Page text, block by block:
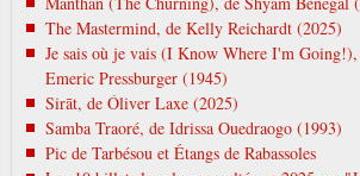
The Mastermind, de Kelly Reichardt (2025)
Je sais où je vais (I Know Where I'm
Emeric Pressburger (1945)
Sirāt, de Óliver Laxe (2025)
Samba Traoré, de Idrissa Ouedraogo (1993)
Pic de Tarbésou et Étangs de Rabassoles